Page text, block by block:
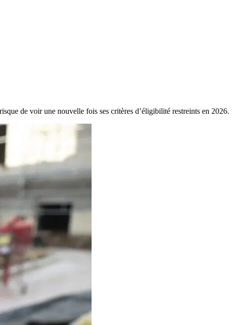
de voir une nouvelle fois ses critères d’éligibilité restreints en 2026.